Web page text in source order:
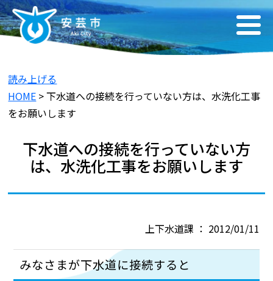
読み上げる
HOME > 下水道への接続を行っていない方は、水洗化工事
をお願いします
下水道への接続を行っていない方
は、水洗化工事をお願いします
上下水道課 ： 2012/01/11
みなさまが下水道に接続すると